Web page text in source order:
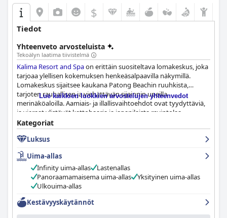
$
Tiedot
Yhteenveto arvosteluista
Tekoälyn laatima tiivistelmä
Kalima Resort and Spaon erittäin suositeltava lomakeskus, joka
tarjoaa ylellisen kokemuksen henkeäsalpaavilla näkymillä.
Lomakeskus sijaitsee kaukana Patong Beachin ruuhkista,
tarjoten rauhallisen ja viehättävän sijainnin upeilla
merinäköaloilla. Aamiais- ja illallisvaihtoehdot ovat tyydyttäviä,
ja vieraat ylistävät kattobaaria ja japanilaista ravintolaa.
Huoneet ovat tilavia ja hyvin suunniteltuja, ja joissakin on omat
uima-altaat ja merinäköalat. Lomakeskus tunnetaan
moitteettomasta puhtaudestaan ja poikkeuksellisesta
palvelustaan, jossa henkilökunta on ystävällistä ja avuliasta.
Kuntosali ja ulkouima-allas ovat hyvin hoidettuja ja tarjoavat
runsaasti mahdollisuuksia pysyä kunnossa ja terveenä. Vaikka
lomakeskus ei ehkä ole helpoin vaihtoehto liikuntarajoitteisille,
se on erinomainen valinta perheille ja ylellistä lomaa etsiville.
rauhalliseen lomaan, jossa on upeat tilat ja kauniit näkymät.
Lue kaikkien luokkien arvostelujen yhteenvedot
Kategoriat
Luksus
Uima-allas
Infinity uima-allas
Lastenallas
Panoraamamaisema uima-allas
Yksityinen uima-allas
Ulkouima-allas
Kestävyyskäytännöt